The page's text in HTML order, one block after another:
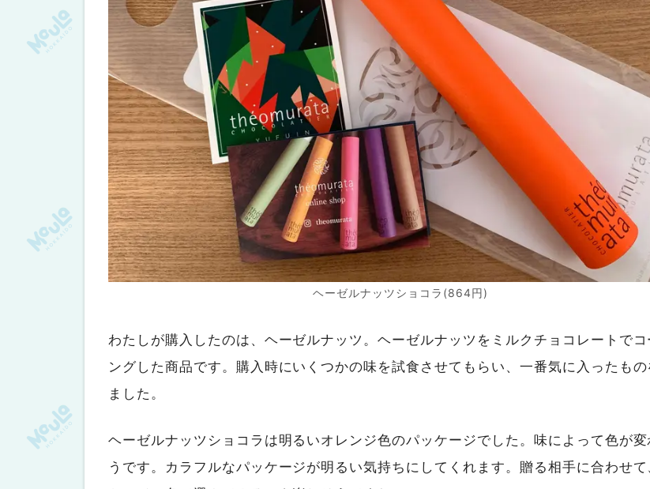
ヘーゼルナッツショコラ(864円)
わたしが購入したのは、ヘーゼルナッツ。ヘーゼルナッツをミルクチョコレートでコ
ングした商品です。購入時にいくつかの味を試食させてもらい、一番気に入ったもの
ました。
ヘーゼルナッツショコラは明るいオレンジ色のパッケージでした。味によって色が変
うです。カラフルなパッケージが明るい気持ちにしてくれます。贈る相手に合わせて